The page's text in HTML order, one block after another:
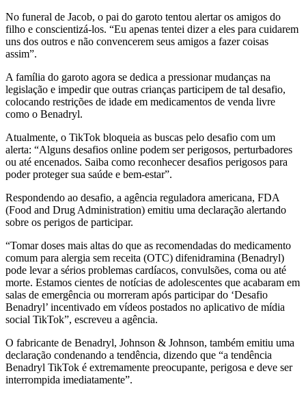
No funeral de Jacob, o pai do garoto tentou alertar os amigos do
filho e conscientizá-los. “Eu apenas tentei dizer a eles para cuidarem
uns dos outros e não convencerem seus amigos a fazer coisas
assim”.
A família do garoto agora se dedica a pressionar mudanças na
legislação e impedir que outras crianças participem de tal desafio,
colocando restrições de idade em medicamentos de venda livre
como o Benadryl.
Atualmente, o TikTok bloqueia as buscas pelo desafio com um
alerta: “Alguns desafios online podem ser perigosos, perturbadores
ou até encenados. Saiba como reconhecer desafios perigosos para
poder proteger sua saúde e bem-estar”.
Respondendo ao desafio, a agência reguladora americana, FDA
(Food and Drug Administration) emitiu uma declaração alertando
sobre os perigos de participar.
“Tomar doses mais altas do que as recomendadas do medicamento
comum para alergia sem receita (OTC) difenidramina (Benadryl)
pode levar a sérios problemas cardíacos, convulsões, coma ou até
morte. Estamos cientes de notícias de adolescentes que acabaram em
salas de emergência ou morreram após participar do ‘Desafio
Benadryl’ incentivado em vídeos postados no aplicativo de mídia
social TikTok”, escreveu a agência.
O fabricante de Benadryl, Johnson & Johnson, também emitiu uma
declaração condenando a tendência, dizendo que “a tendência
Benadryl TikTok é extremamente preocupante, perigosa e deve ser
interrompida imediatamente”.